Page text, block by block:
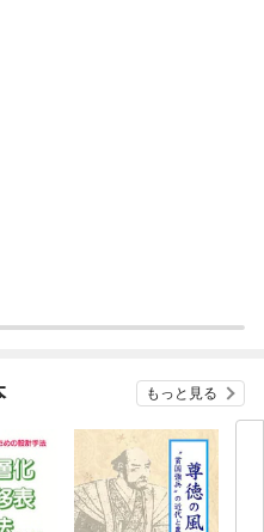
もっと見る